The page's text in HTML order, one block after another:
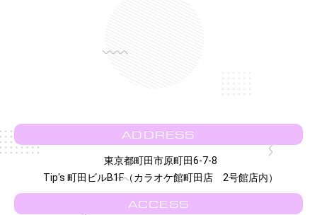
ADDRESS
東京都町田市原町田6-7-8
Tip's 町田ビルB1F（カラオケ館町田店 2号館店内）
ACCESS